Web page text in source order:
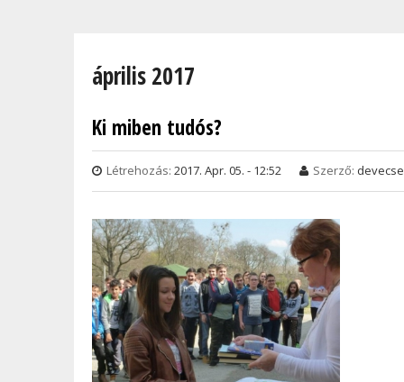
április 2017
Ki miben tudós?
Létrehozás: 2017. Apr. 05. - 12:52 Szerző:
Oldalak